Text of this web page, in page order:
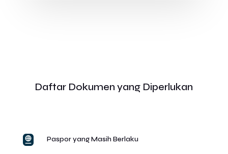
Daftar Dokumen yang Diperlukan
 Paspor yang Masih Berlaku